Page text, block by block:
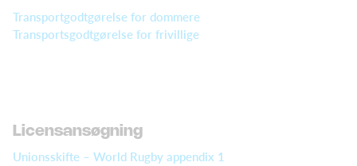
Transportgodtgørelse for dommere
Transportsgodtgørelse for frivillige
Licensansøgning
Unionsskifte – World Rugby appendix 1